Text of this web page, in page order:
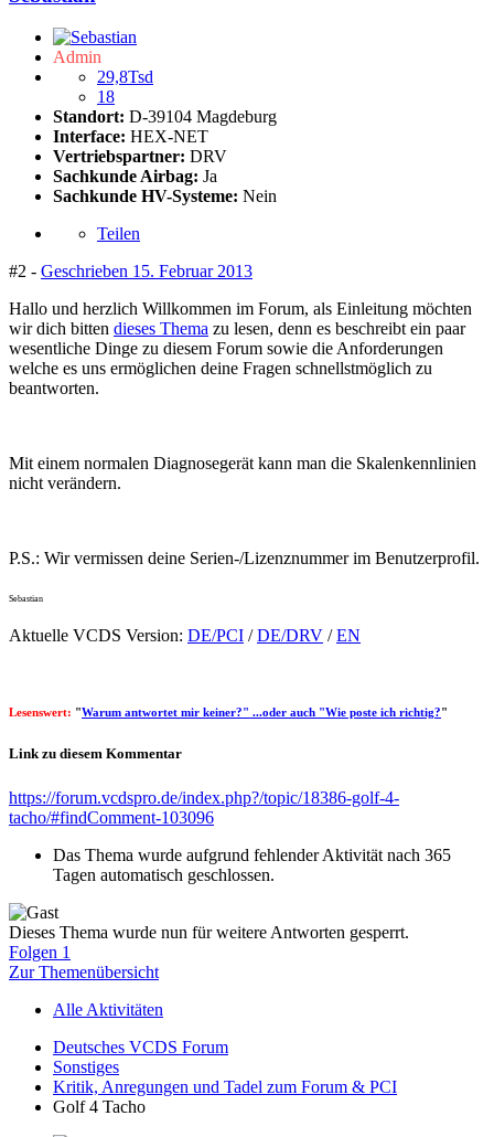
Admin
29,8Tsd
18
Standort: D-39104 Magdeburg
Interface: HEX-NET
Vertriebspartner: DRV
Sachkunde Airbag: Ja
Sachkunde HV-Systeme: Nein
Teilen
#2 - Geschrieben 15. Februar 2013
Hallo und herzlich Willkommen im Forum, als Einleitung möchten
wir dich bitten dieses Thema zu lesen, denn es beschreibt ein paar
wesentliche Dinge zu diesem Forum sowie die Anforderungen
welche es uns ermöglichen deine Fragen schnellstmöglich zu
beantworten.
Mit einem normalen Diagnosegerät kann man die Skalenkennlinien
nicht verändern.
P.S.: Wir vermissen deine Serien-/Lizenznummer im Benutzerprofil.
Sebastian
Aktuelle VCDS Version: DE/PCI /DE/DRV /EN
Lesenswert: "Warum antwortet mir keiner?" ...oder auch "Wie poste ich richtig?"
Link zu diesem Kommentar
https://forum.vcdspro.de/index.php?/topic/18386-golf-4-
tacho/#findComment-103096
Das Thema wurde aufgrund fehlender Aktivität nach 365
Tagen automatisch geschlossen.
Dieses Thema wurde nun für weitere Antworten gesperrt.
Folgen 1
Zur Themenübersicht
Alle Aktivitäten
Deutsches VCDS Forum
Sonstiges
Kritik, Anregungen und Tadel zum Forum & PCI
Golf 4 Tacho